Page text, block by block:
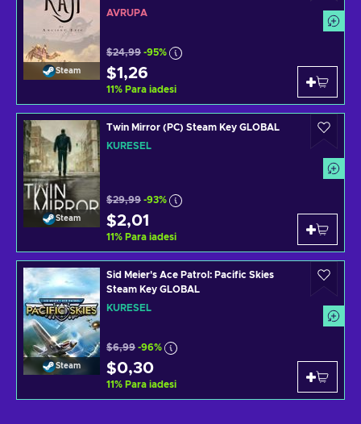
Steam
AVRUPA
$24,99 -95%
$1,26
11% Para iadesi
Steam
Twin Mirror (PC) Steam Key GLOBAL
KÜRESEL
$29,99 -93%
$2,01
11% Para iadesi
Steam
Sid Meier's Ace Patrol: Pacific Skies
Steam Key GLOBAL
KÜRESEL
$6,99 -96%
$0,30
11% Para iadesi